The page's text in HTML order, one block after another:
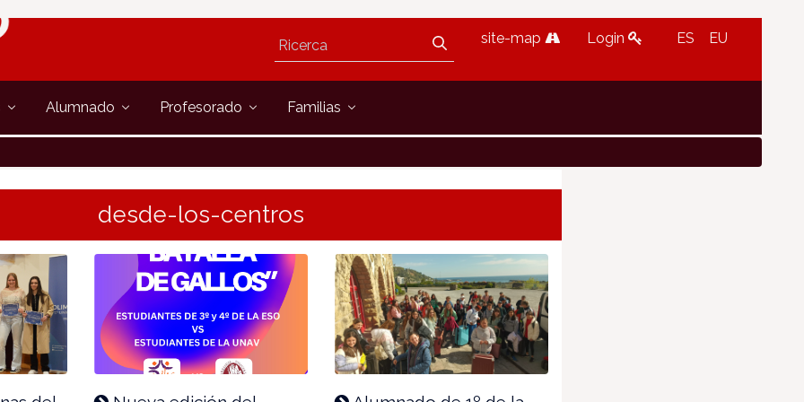
site-map Login ES EU
Alumnado Profesorado Familias
desde-los-centros